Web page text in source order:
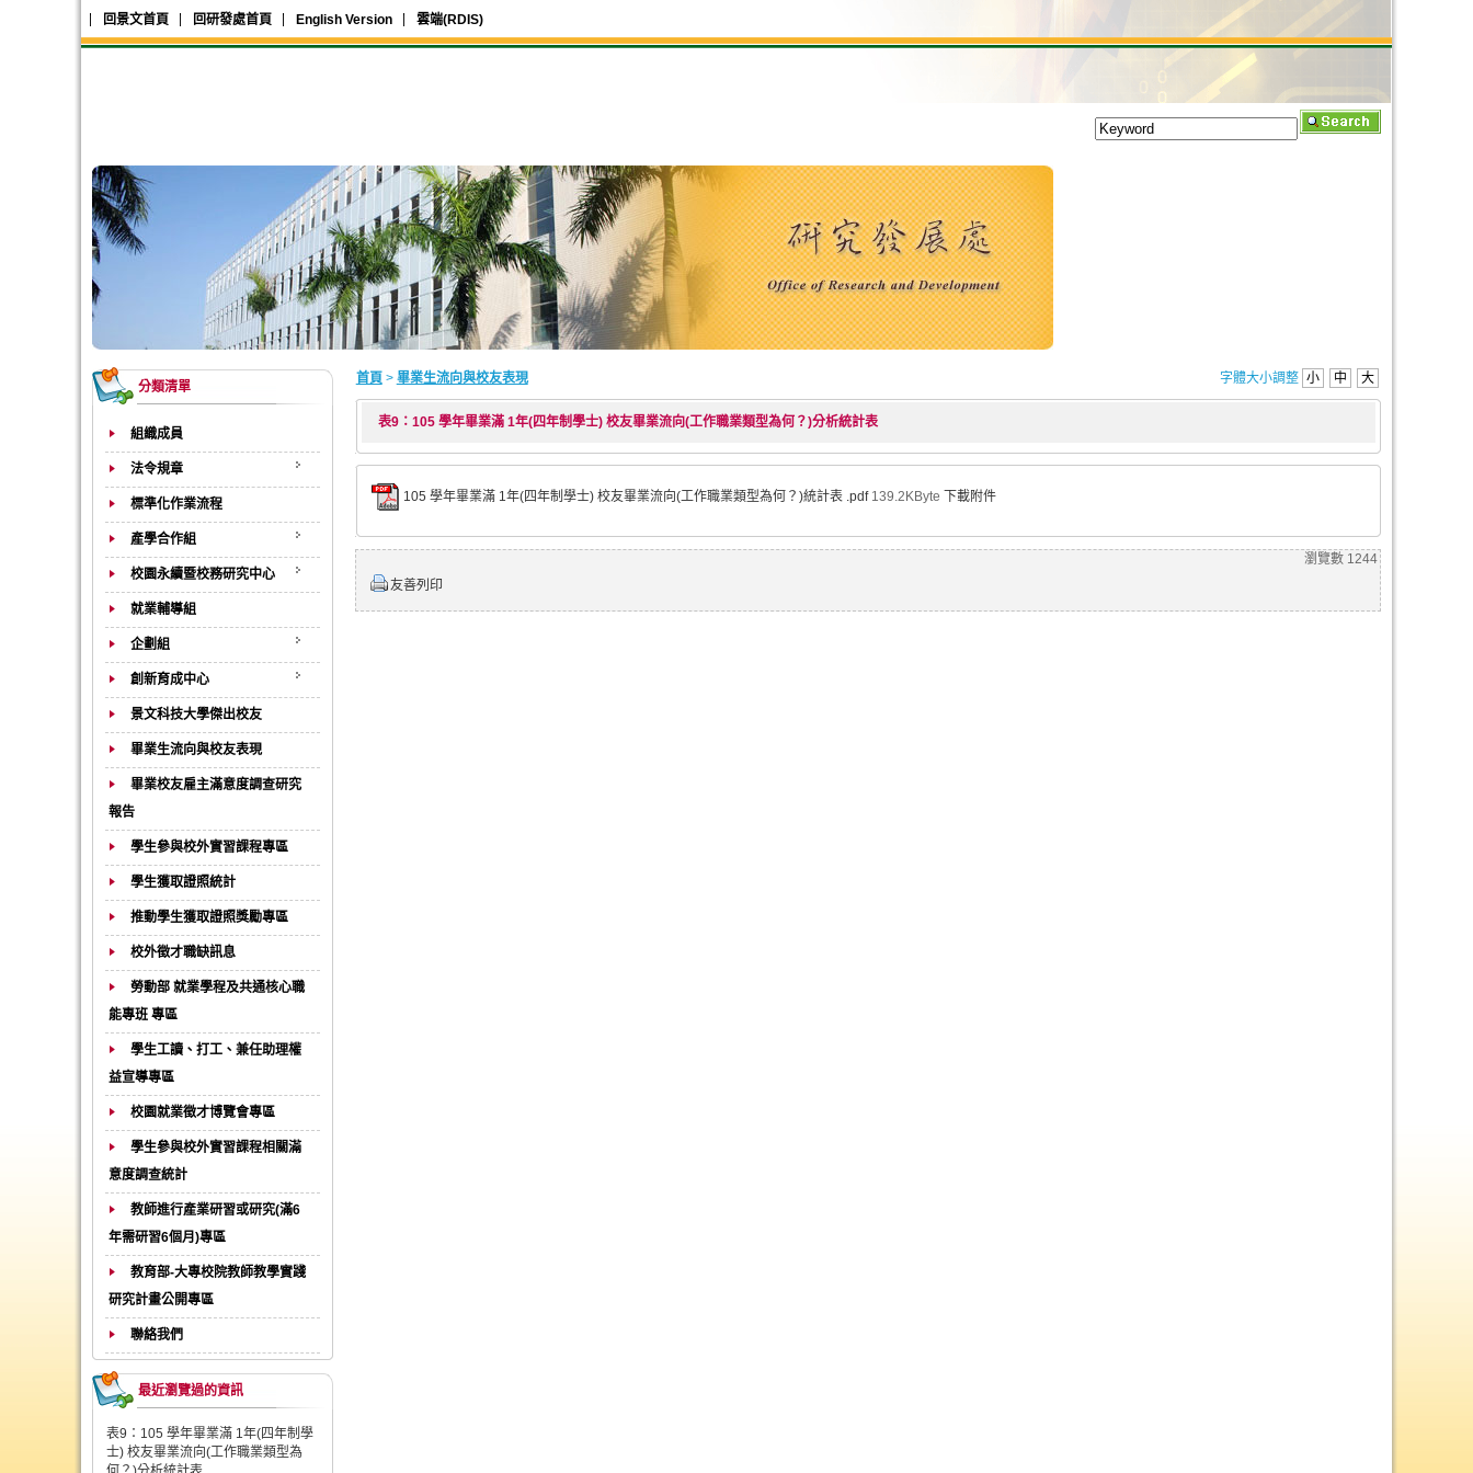
回景文首頁 回研發處首頁 English Version 雲端(RDIS)
分類清單
組織成員
法令規章
標準化作業流程
產學合作組
校園永續暨校務研究中心
就業輔導組
企劃組
創新育成中心
景文科技大學傑出校友
畢業生流向與校友表現
畢業校友雇主滿意度調查研究
報告
學生參與校外實習課程專區
學生獲取證照統計
推動學生獲取證照獎勵專區
校外徵才職缺訊息
勞動部 就業學程及共通核心職
能專班 專區
學生工讀、打工、兼任助理權
益宣導專區
校園就業徵才博覽會專區
學生參與校外實習課程相關滿
意度調查統計
教師進行產業研習或研究(滿6
年需研習6個月)專區
教育部-大專校院教師教學實踐
研究計畫公開專區
聯絡我們
最近瀏覽過的資訊
表9：105 學年畢業滿 1年(四年制學
士) 校友畢業流向(工作職業類型為
首頁 > 畢業生流向與校友表現 字體大小調整 小 中 大
表9：105 學年畢業滿 1年(四年制學士) 校友畢業流向(工作職業類型為何？)分析統計表
105 學年畢業滿 1年(四年制學士) 校友畢業流向(工作職業類型為何？)統計表 .pdf 139.2KByte 下載附件
瀏覽數 1244
友善列印